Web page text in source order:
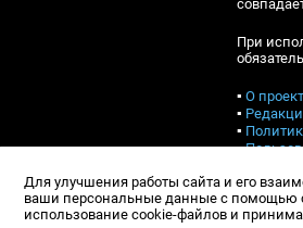
При
▪ О
▪
▪
▪
Телефон
Для улучшения работы сайта и его
ваши персональные данные с помощью
использование cookie-файлов и